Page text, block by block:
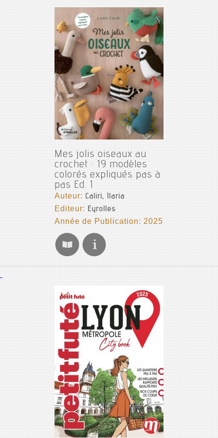
Mes jolis oiseaux au
crochet : 19 modèles
colorés expliqués pas à
pas Ed. 1
Auteur:Caliri, Ilaria
Editeur: Eyrolles
Année de Publication: 2025